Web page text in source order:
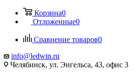
Корзина0
Отложенные0
Сравнение товаров0
info@ledwin.ru
Челябинск, ул. Энгельса, 43, офис 3